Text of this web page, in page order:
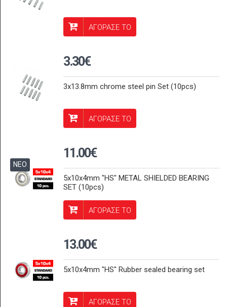
ΑΓΟΡΑΣΕ ΤΟ
3.30€
3x13.8mm chrome steel pin Set (10pcs)
ΑΓΟΡΑΣΕ ΤΟ
ΝΕΟ
11.00€
5x10x4mm "HS" METAL SHIELDED BEARING
SET (10pcs)
ΑΓΟΡΑΣΕ ΤΟ
13.00€
5x10x4mm "HS" Rubber sealed bearing set
ΑΓΟΡΑΣΕ ΤΟ